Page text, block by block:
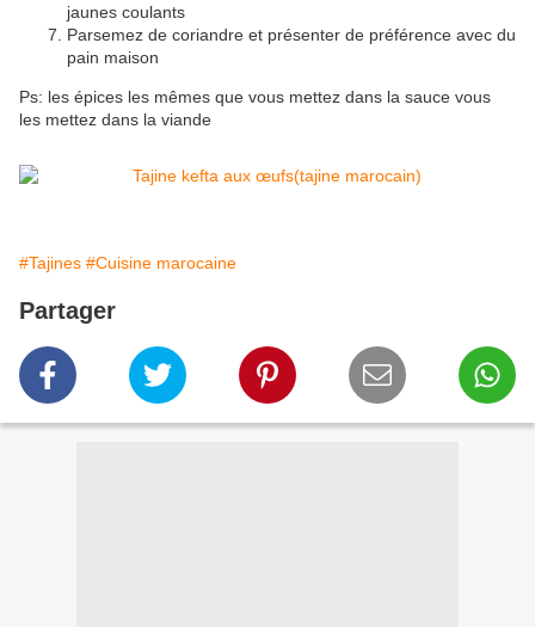
jaunes coulants
Parsemez de coriandre et présenter de préférence avec du
pain maison
Ps: les épices les mêmes que vous mettez dans la sauce vous
les mettez dans la viande
#Tajines #Cuisine marocaine
Partager